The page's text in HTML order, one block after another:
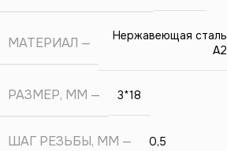
МАТЕРИАЛ
Нержавеющая сталь
А2
РАЗМЕР, ММ 3*18
ШАГ РЕЗЬБЫ, ММ 0,5